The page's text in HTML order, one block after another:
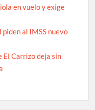
en vuelo y exige
al IMSS nuevo
El Carrizo deja sin